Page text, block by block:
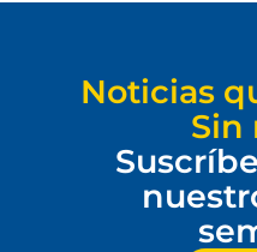
Noticias
Sin